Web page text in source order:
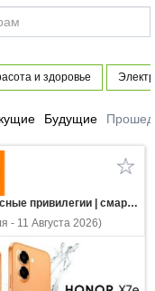
и здоровье
Будущие
"Сервисные привилегии | смартфон HONOR X7e"
- 11 Августа 2026)